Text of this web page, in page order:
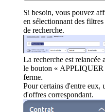
Si besoin, vous pouvez
en sélectionnant des
de recherche.
La recherche est
le bouton «
ferme.
Pour certains d'entre eux,
d'offres correspondant.